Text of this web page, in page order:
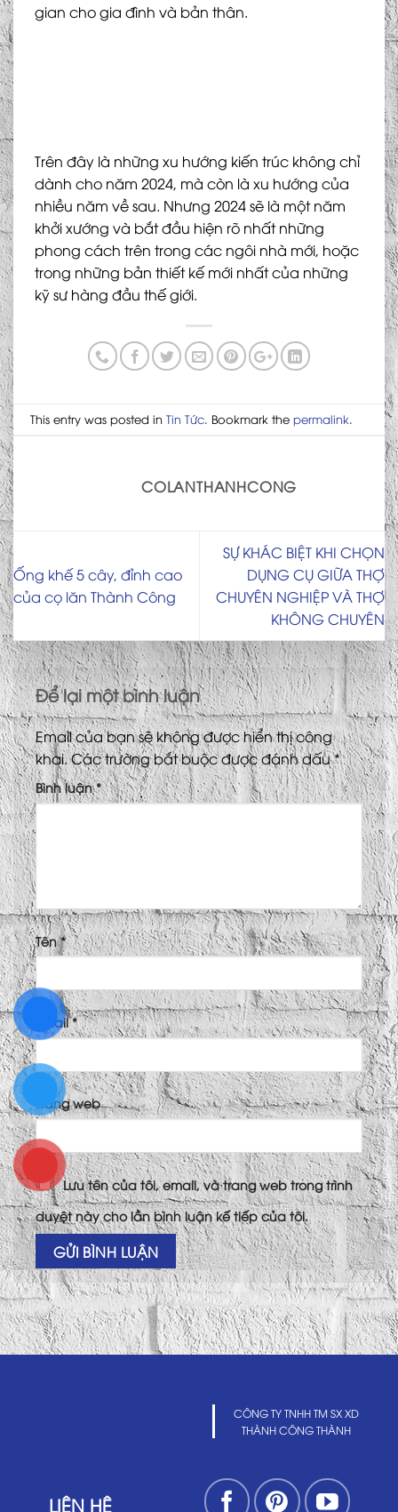
gian cho gia đình và bản thân.
Trên đây là những xu hướng kiến trúc không chỉ
dành cho năm 2024, mà còn là xu hướng của
nhiều năm về sau. Nhưng 2024 sẽ là một năm
khởi xướng và bắt đầu hiện rõ nhất những
phong cách trên trong các ngôi nhà mới, hoặc
trong những bản thiết kế mới nhất của những
kỹ sư hàng đầu thế giới.
This entry was posted inTin Tức. Bookmark thepermalink.
COLANTHANHCONG
Ống khế 5 cây, đỉnh cao
của cọ lăn Thành Công
SỰ KHÁC BIỆT KHI CHỌN
DỤNG CỤ GIỮA THỢ
CHUYÊN NGHIỆP VÀ THỢ
KHÔNG CHUYÊN
Để lại một bình luận
Email của bạn sẽ không được hiển thị công
khai.Các trường bắt buộc được đánh dấu*
Bình luận*
Tên*
Email*
Trang web
Lưu tên của tôi, email, và trang web trong trình
duyệt này cho lần bình luận kế tiếp của tôi.
CÔNG TY TNHH TM SX XD
THÀNH CÔNG THÀNH
LIÊN HỆ